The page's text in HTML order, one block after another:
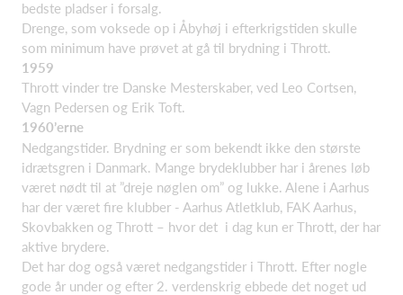
bedste pladser i forsalg.
Drenge, som voksede op i Åbyhøj i efterkrigstiden skulle
som minimum have prøvet at gå til brydning i Thrott.
1959
Thrott vinder tre Danske Mesterskaber, ved Leo Cortsen,
Vagn Pedersen og Erik Toft.
1960’erne
Nedgangstider. Brydning er som bekendt ikke den største
idrætsgren i Danmark. Mange brydeklubber har i årenes løb
været nødt til at ”dreje nøglen om” og lukke. Alene i Aarhus
har der været fire klubber - Aarhus Atletklub, FAK Aarhus,
Skovbakken og Thrott – hvor det i dag kun er Thrott, der har
aktive brydere.
Det har dog også været nedgangstider i Thrott. Efter nogle
gode år under og efter 2. verdenskrig ebbede det noget ud